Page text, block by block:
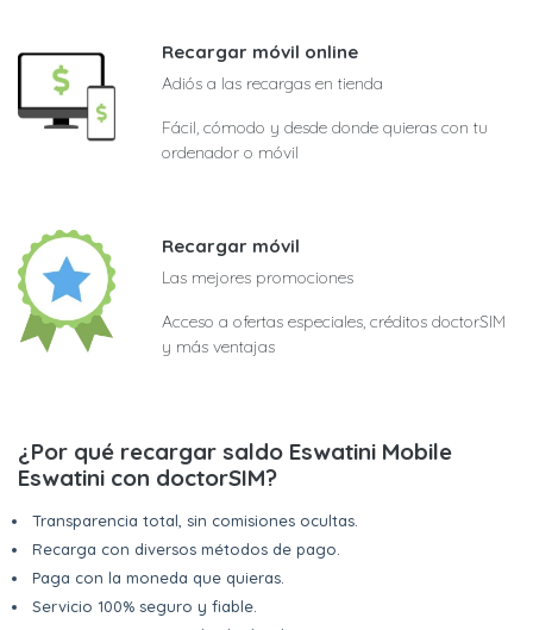
Recargar móvil online
Adiós a las recargas en tienda
Fácil, cómodo y desde donde quieras con tu
ordenador o móvil
Recargar móvil
Las mejores promociones
Acceso a ofertas especiales, créditos doctorSIM
y más ventajas
¿Por qué recargar saldo Eswatini Mobile
Eswatini con doctorSIM?
Transparencia total, sin comisiones ocultas.
Recarga con diversos métodos de pago.
Paga con la moneda que quieras.
Servicio 100% seguro y fiable.